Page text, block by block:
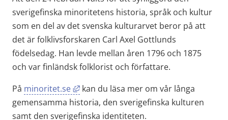
sverigefinska minoritetens historia, språk och kultur
som en del av det svenska kulturarvet beror på att
det är folklivsforskaren Carl Axel Gottlunds
födelsedag. Han levde mellan åren 1796 och 1875
och var finländsk folklorist och författare.
På minoritet.se Länk till annan webbplats, öppnas i
kan du läsa mer om vår långa
gemensamma historia, den sverigefinska kulturen
samt den sverigefinska identiteten.